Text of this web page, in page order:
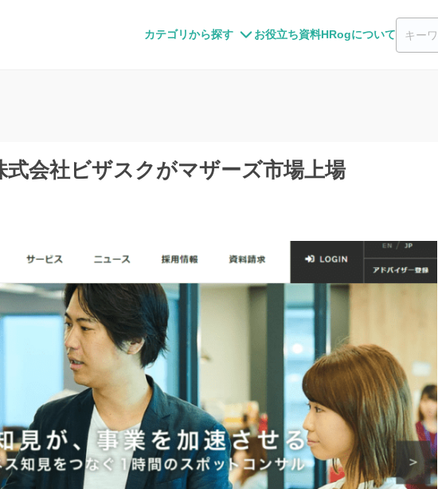
カテゴリから探す お役立ち資料HRogについて
式会社ビザスクがマザーズ市場上場